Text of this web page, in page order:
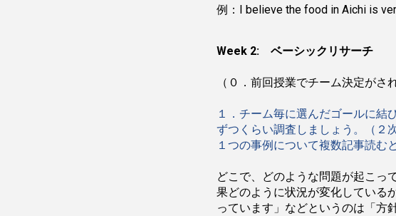
例：I believe the food in Aichi is
Week 2: ベーシックリサーチ
（０．前回授業でチーム決定が
１．チーム毎に選んだゴールに結
ずつくらい調査しましょう。（２
１つの事例について複数記事読む
どこで、どのような問題が起こっ
果どのように状況が変化している
っています」などというのは「方